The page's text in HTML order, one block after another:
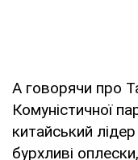
А говорячи про
Комуністичної
китайський
бурхливі